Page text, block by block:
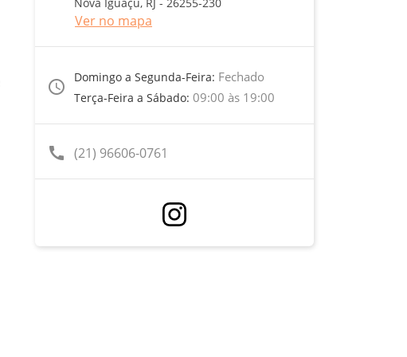
Ver no mapa
access_time
Domingo a Segunda-Feira: Fechado
Terça-Feira a Sábado: 09:00 às 19:00
call (21) 96606-0761